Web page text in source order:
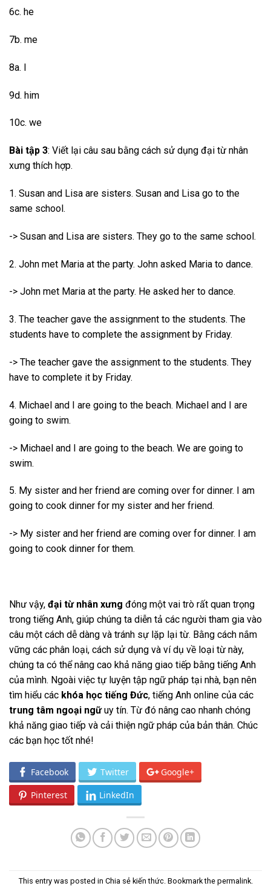
6c. he
7b. me
8a. I
9d. him
10c. we
Bài tập 3: Viết lại câu sau bằng cách sử dụng đại từ nhân
xưng thích hợp.
1. Susan and Lisa are sisters. Susan and Lisa go to the
same school.
-> Susan and Lisa are sisters. They go to the same school.
2. John met Maria at the party. John asked Maria to dance.
-> John met Maria at the party. He asked her to dance.
3. The teacher gave the assignment to the students. The
students have to complete the assignment by Friday.
-> The teacher gave the assignment to the students. They
have to complete it by Friday.
4. Michael and I are going to the beach. Michael and I are
going to swim.
-> Michael and I are going to the beach. We are going to
swim.
5. My sister and her friend are coming over for dinner. I am
going to cook dinner for my sister and her friend.
-> My sister and her friend are coming over for dinner. I am
going to cook dinner for them.
Như vậy, đại từ nhân xưng đóng một vai trò rất quan trọng
trong tiếng Anh, giúp chúng ta diễn tả các người tham gia vào
câu một cách dễ dàng và tránh sự lặp lại từ. Bằng cách nắm
vững các phân loại, cách sử dụng và ví dụ về loại từ này,
chúng ta có thể nâng cao khả năng giao tiếp bằng tiếng Anh
của mình. Ngoài việc tự luyện tập ngữ pháp tại nhà, bạn nên
tìm hiểu các khóa học tiếng Đức, tiếng Anh online của các
trung tâm ngoại ngữuy tín. Từ đó nâng cao nhanh chóng
khả năng giao tiếp và cải thiện ngữ pháp của bản thân. Chúc
các bạn học tốt nhé!
Facebook Twitter Google+
Pinterest LinkedIn
This entry was posted in Chia sẻ kiến thức. Bookmark the permalink.